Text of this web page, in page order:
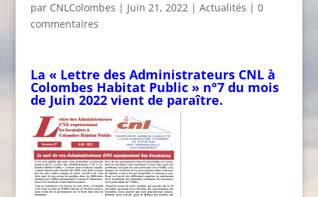
par CNLColombes | Juin 21, 2022| Actualités | 0
commentaires
La « Lettre des Administrateurs CNL à
Colombes Habitat Public » n°7 du mois
de Juin 2022 vient de paraître.